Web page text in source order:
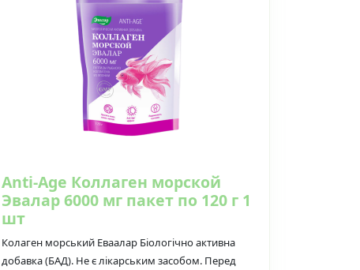
Anti-Age Коллаген морской
Эвалар 6000 мг пакет по 120 г 1
шт
Колаген морський Еваалар Біологічно активна
добавка (БАД). Не є лікарським засобом. Перед